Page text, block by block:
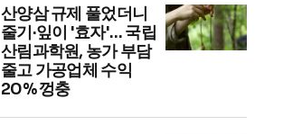
산양삼 규제 풀었더니
줄기·잎이 '효자'… 국립
산림과학원, 농가 부담
줄고 가공업체 수익
20% 껑충